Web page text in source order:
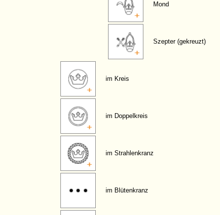
Mond
Szepter (gekreuzt)
im Kreis
im Doppelkreis
im Strahlenkranz
im Blütenkranz